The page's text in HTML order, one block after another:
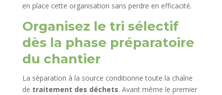
en place cette organisation sans perdre en efficacité.
Organisez le tri sélectif
dès la phase préparatoire
du chantier
La séparation à la source conditionne toute la chaîne
de traitement des déchets. Avant même le premier